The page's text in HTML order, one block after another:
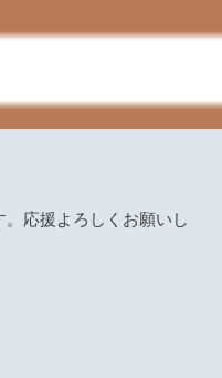
応援よろしくお願いし